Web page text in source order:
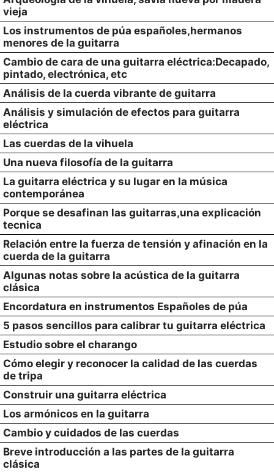
vieja
Los instrumentos de púa españoles,hermanos
menores de la guitarra
Cambio de cara de una guitarra eléctrica:Decapado,
pintado, electrónica, etc
Análisis de la cuerda vibrante de guitarra
Análisis y simulación de efectos para guitarra
eléctrica
Las cuerdas de la vihuela
Una nueva filosofía de la guitarra
La guitarra eléctrica y su lugar en la música
contemporánea
Porque se desafinan las guitarras,una explicación
tecnica
Relación entre la fuerza de tensión y afinación en la
cuerda de la guitarra
Algunas notas sobre la acústica de la guitarra
clásica
Encordatura en instrumentos Españoles de púa
5 pasos sencillos para calibrar tu guitarra eléctrica
Estudio sobre el charango
Cómo elegir y reconocer la calidad de las cuerdas
de tripa
Construir una guitarra eléctrica
Los armónicos en la guitarra
Cambio y cuidados de las cuerdas
Breve introducción a las partes de la guitarra
clásica